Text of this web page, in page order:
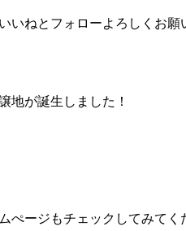
いねとフォローよろしくお願
地が誕生しました！
ぺージもチェックしてみてく